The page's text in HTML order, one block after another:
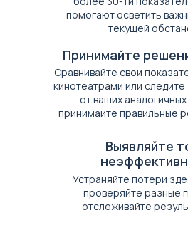
помогают осветить
текущей
Сравнивайте свои
кинотеатрами или
от ваших
принимайте правильные
Принимайте
Устраняйте потери
проверяйте разные
отслеживайте
Выявляйте